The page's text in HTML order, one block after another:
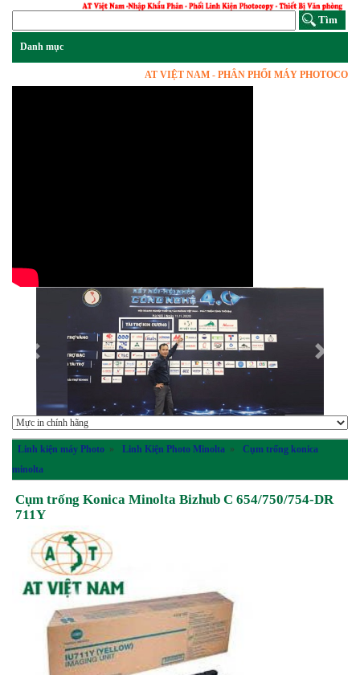
AT VIỆT NAM - PHÂN PHỐI MÁY PHOTOCOPY,
Previous Next
Linh kiện máy Photo » Linh Kiện Photo Minolta »
Cụm trống konica
minolta
Cụm trống Konica Minolta Bizhub C 654/750/754-DR
711Y